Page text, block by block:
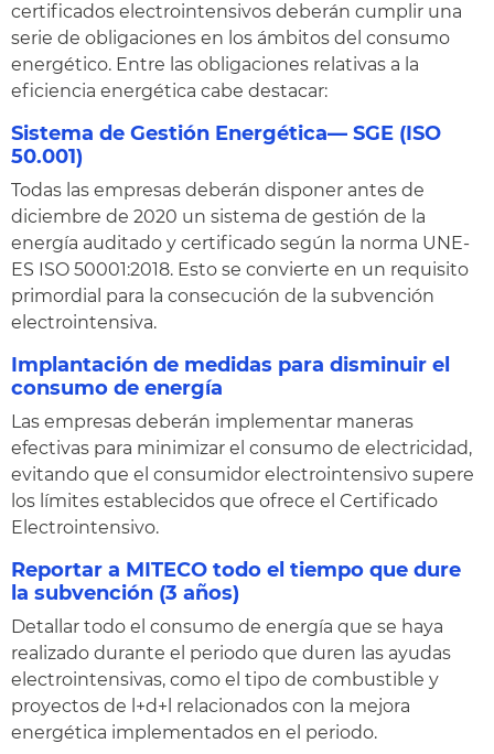
certificados electrointensivos deberán cumplir una
serie de obligaciones en los ámbitos del consumo
energético. Entre las obligaciones relativas a la
eficiencia energética cabe destacar:
Sistema de Gestión Energética— SGE (ISO
50.001)
Todas las empresas deberán disponer antes de
diciembre de 2020 un sistema de gestión de la
energía auditado y certificado según la norma UNE-
ES ISO 50001:2018. Esto se convierte en un requisito
primordial para la consecución de la subvención
electrointensiva.
Implantación de medidas para disminuir el
consumo de energía
Las empresas deberán implementar maneras
efectivas para minimizar el consumo de electricidad,
evitando que el consumidor electrointensivo supere
los límites establecidos que ofrece el Certificado
Electrointensivo.
Reportar a MITECO todo el tiempo que dure
la subvención (3 años)
Detallar todo el consumo de energía que se haya
realizado durante el periodo que duren las ayudas
electrointensivas, como el tipo de combustible y
proyectos de l+d+l relacionados con la mejora
energética implementados en el periodo.